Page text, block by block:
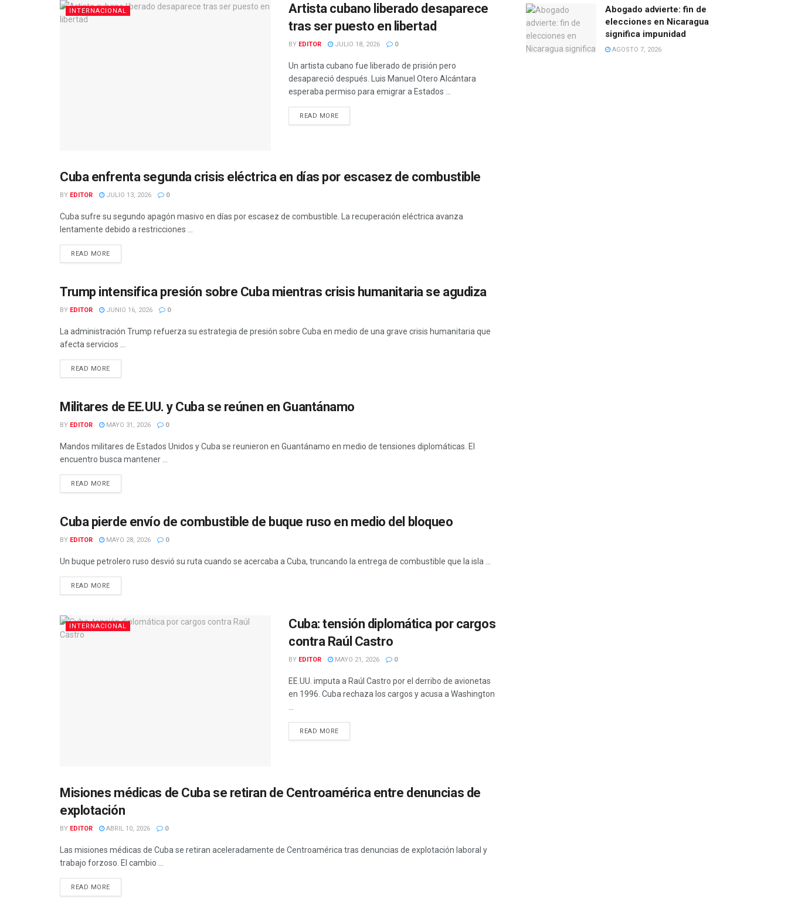
INTERNACIONAL
Artista cubano liberado desaparece
tras ser puesto en libertad
BY EDITOR JULIO 18, 2026 0
Un artista cubano fue liberado de prisión pero
desapareció después. Luis Manuel Otero Alcántara
esperaba permiso para emigrar a Estados ...
READ MORE
INTERNACIONAL
Cuba enfrenta segunda crisis eléctrica en días por escasez de combustible
BY EDITOR JULIO 13, 2026 0
Cuba sufre su segundo apagón masivo en días por escasez de combustible. La recuperación eléctrica avanza
lentamente debido a restricciones ...
READ MORE
INTERNACIONAL
Trump intensifica presión sobre Cuba mientras crisis humanitaria se agudiza
BY EDITOR JUNIO 16, 2026 0
La administración Trump refuerza su estrategia de presión sobre Cuba en medio de una grave crisis humanitaria que
afecta servicios ...
READ MORE
INTERNACIONAL
Militares de EE.UU. y Cuba se reúnen en Guantánamo
BY EDITOR MAYO 31, 2026 0
Mandos militares de Estados Unidos y Cuba se reunieron en Guantánamo en medio de tensiones diplomáticas. El
encuentro busca mantener ...
READ MORE
INTERNACIONAL
Cuba pierde envío de combustible de buque ruso en medio del bloqueo
BY EDITOR MAYO 28, 2026 0
Un buque petrolero ruso desvió su ruta cuando se acercaba a Cuba, truncando la entrega de combustible que la isla ...
READ MORE
INTERNACIONAL
Cuba: tensión diplomática por cargos
contra Raúl Castro
BY EDITOR MAYO 21, 2026 0
EE.UU. imputa a Raúl Castro por el derribo de avionetas
en 1996. Cuba rechaza los cargos y acusa a Washington
READ MORE
INTERNACIONAL
Misiones médicas de Cuba se retiran de Centroamérica entre denuncias de
explotación
BY EDITOR ABRIL 10, 2026 0
Las misiones médicas de Cuba se retiran aceleradamente de Centroamérica tras denuncias de explotación laboral y
trabajo forzoso. El cambio ...
READ MORE
Abogado advierte: fin de
elecciones en Nicaragua
significa impunidad
AGOSTO 7, 2026